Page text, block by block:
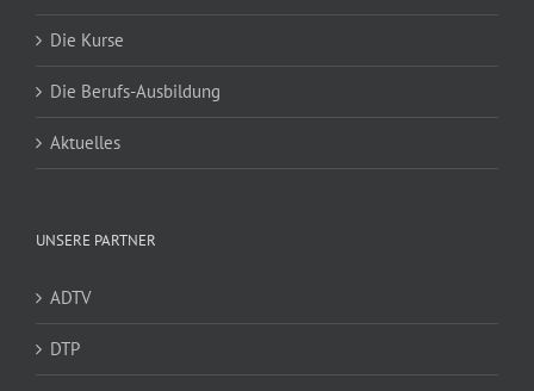
Die Kurse
Die Berufs-Ausbildung
Aktuelles
UNSERE PARTNER
ADTV
DTP